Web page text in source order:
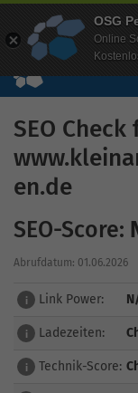
Wissen Free
SEO Check
en.de
SEO-Score:
Abrufdatum: 01.06.2026
i Link Power:
i Ladezeiten:
i Technik-Score:
OSG
Online